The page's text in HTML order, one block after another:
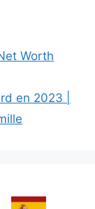
Worth
en 2023 |